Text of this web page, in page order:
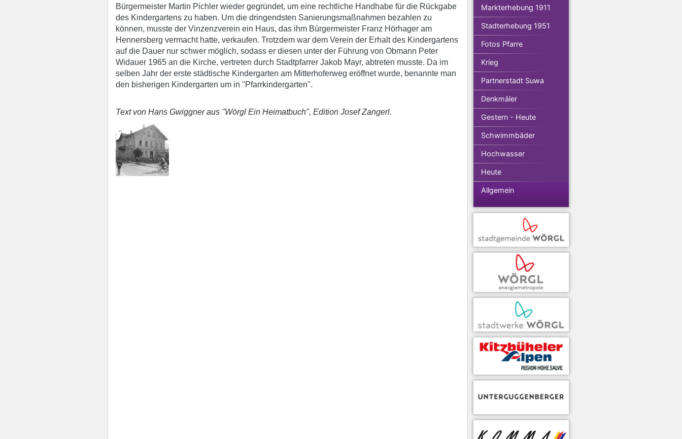
Bürgermeister Martin Pichler wieder gegründet, um eine rechtliche Handhabe für die Rückgabe
des Kindergartens zu haben. Um die dringendsten Sanierungsmaßnahmen bezahlen zu
können, musste der Vinzenzverein ein Haus, das ihm Bürgermeister Franz Hörhager am
Hennersberg vermacht hatte, verkaufen. Trotzdem war dem Verein der Erhalt des Kindergartens
auf die Dauer nur schwer möglich, sodass er diesen unter der Führung von Obmann Peter
Widauer 1965 an die Kirche, vertreten durch Stadtpfarrer Jakob Mayr, abtreten musste. Da im
selben Jahr der erste städtische Kindergarten am Mitterhoferweg eröffnet wurde, benannte man
den bisherigen Kindergarten um in "Pfarrkindergarten".
Text von Hans Gwiggner aus "Wörgl Ein Heimatbuch", Edition Josef Zangerl.
Markterhebung 1911
Stadterhebung 1951
Fotos Pfarre
Krieg
Partnerstadt Suwa
Denkmäler
Gestern - Heute
Schwimmbäder
Hochwasser
Heute
Allgemein